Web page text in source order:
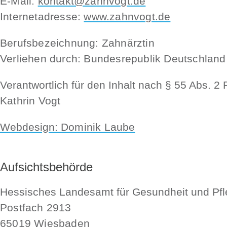
Internetadresse:www.zahnvogt.de
Berufsbezeichnung: Zahnärztin
Verliehen durch: Bundesrepublik Deutschland
Verantwortlich für den Inhalt nach § 55 Abs. 2
Kathrin Vogt
Webdesign: Dominik Laube
Aufsichtsbehörde
Hessisches Landesamt für Gesundheit und
Postfach 2913
65019 Wiesbaden